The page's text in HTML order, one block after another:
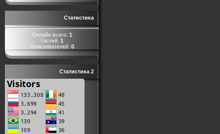
Статистика
Онлайн всего: 1
Гостей: 1
Пользователей: 0
Статистика 2